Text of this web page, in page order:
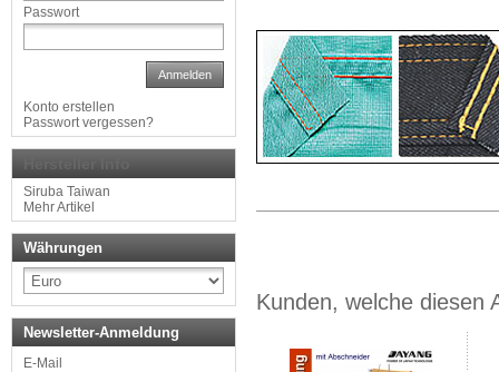
Kunden, welche diesen
Passwort
Anmelden
Konto erstellen
Passwort vergessen?
Siruba Taiwan
Mehr Artikel
Währungen
Newsletter-Anmeldung
E-Mail